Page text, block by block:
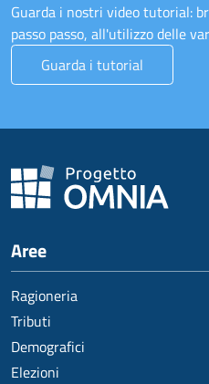
Guarda i nostri video tutorial:
passo passo, all'utilizzo delle
Guarda i tutorial
Aree
Ragioneria
Tributi
Demografici
Elezioni